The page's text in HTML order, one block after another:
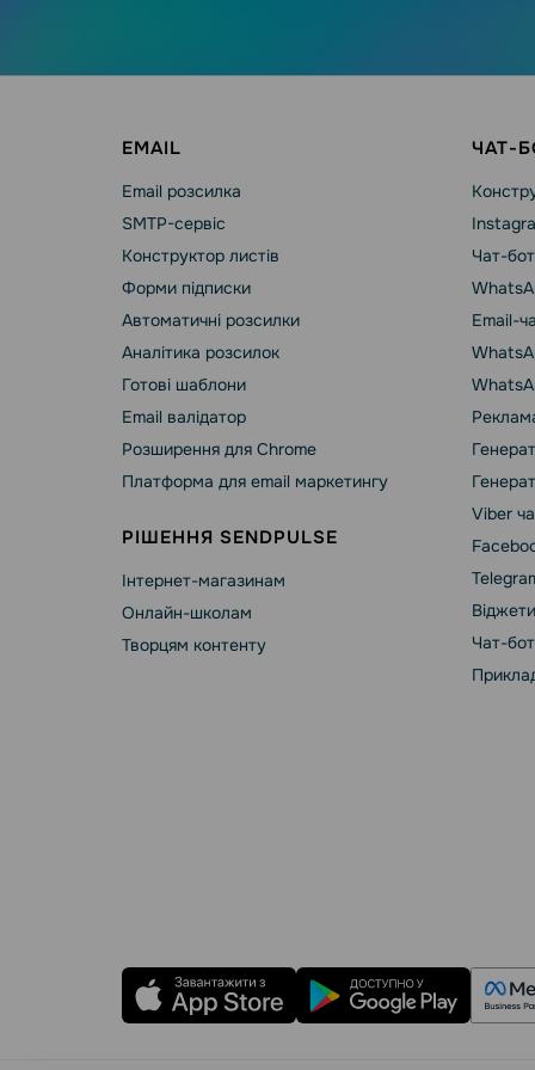
EMAIL
Email розсилка
SMTP-сервіс
Конструктор листів
Форми підписки
Автоматичні розсилки
Аналітика розсилок
Готові шаблони
Email валідатор
Розширення для Chrome
Платформа для email маркетингу
РІШЕННЯ SENDPULSE
Інтернет-магазинам
Онлайн-школам
Творцям контенту
ЧАТ-
Чат-
Email-
Viber
Чат-